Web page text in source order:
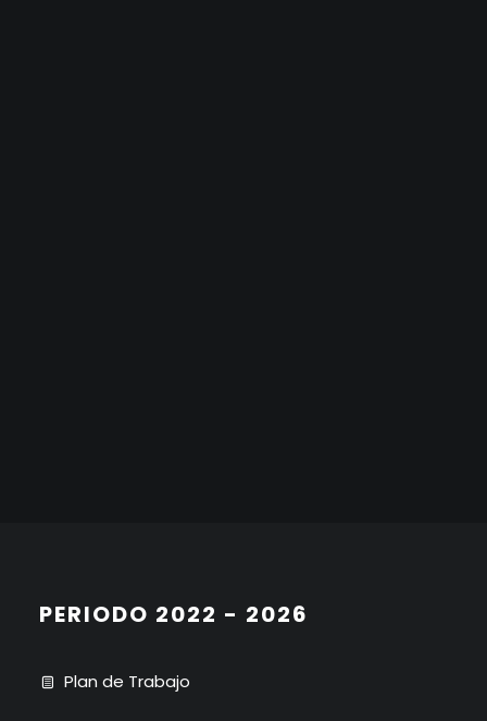
PERIODO 2022 - 2026
Plan de Trabajo